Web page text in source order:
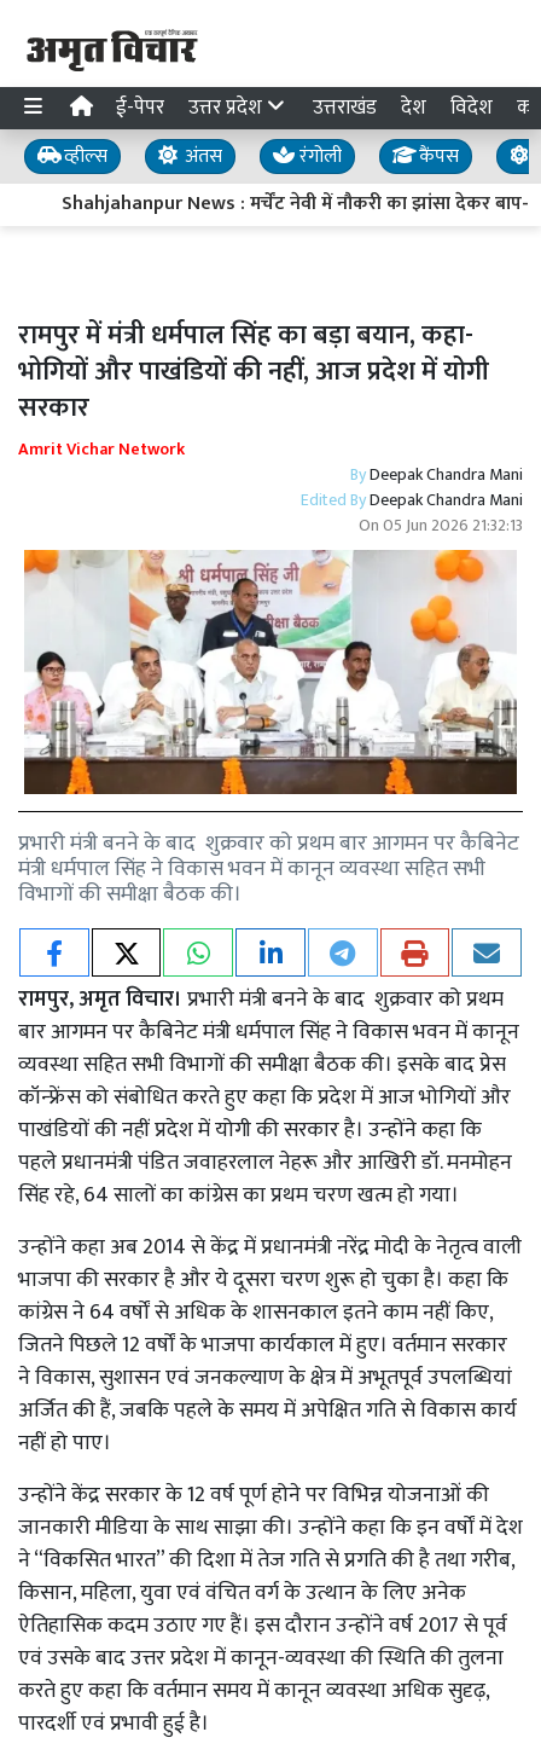
ई-पेपर उत्तर प्रदेश उत्तराखंड देश विदेश
व्हील्स अंतस रंगोली कैंपस
Shahjahanpur News : मर्चेंट नेवी में नौकरी का झांसा देकर बाप-
रामपुर में मंत्री धर्मपाल सिंह का बड़ा बयान, कहा-
भोगियों और पाखंडियों की नहीं, आज प्रदेश में योगी
सरकार
Amrit Vichar Network
ByDeepak Chandra Mani
Edited ByDeepak Chandra Mani
On05 Jun 2026 21:32:13
प्रभारी मंत्री बनने के बाद शुक्रवार को प्रथम बार आगमन पर कैबिनेट
मंत्री धर्मपाल सिंह ने विकास भवन में कानून व्यवस्था सहित सभी
विभागों की समीक्षा बैठक की।
रामपुर, अमृत विचार। प्रभारी मंत्री बनने के बाद शुक्रवार को प्रथम
बार आगमन पर कैबिनेट मंत्री धर्मपाल सिंह ने विकास भवन में कानून
व्यवस्था सहित सभी विभागों की समीक्षा बैठक की। इसके बाद प्रेस
कॉन्फ्रेंस को संबोधित करते हुए कहा कि प्रदेश में आज भोगियों और
पाखंडियों की नहीं प्रदेश में योगी की सरकार है। उन्होंने कहा कि
पहले प्रधानमंत्री पंडित जवाहरलाल नेहरू और आखिरी डॉ. मनमोहन
सिंह रहे, 64 सालों का कांग्रेस का प्रथम चरण खत्म हो गया।
उन्होंने कहा अब 2014 से केंद्र में प्रधानमंत्री नरेंद्र मोदी के नेतृत्व वाली
भाजपा की सरकार है और ये दूसरा चरण शुरू हो चुका है। कहा कि
कांग्रेस ने 64 वर्षों से अधिक के शासनकाल इतने काम नहीं किए,
जितने पिछले 12 वर्षों के भाजपा कार्यकाल में हुए। वर्तमान सरकार
ने विकास, सुशासन एवं जनकल्याण के क्षेत्र में अभूतपूर्व उपलब्धियां
अर्जित की हैं, जबकि पहले के समय में अपेक्षित गति से विकास कार्य
नहीं हो पाए।
उन्होंने केंद्र सरकार के 12 वर्ष पूर्ण होने पर विभिन्न योजनाओं की
जानकारी मीडिया के साथ साझा की। उन्होंने कहा कि इन वर्षों में देश
ने “विकसित भारत” की दिशा में तेज गति से प्रगति की है तथा गरीब,
किसान, महिला, युवा एवं वंचित वर्ग के उत्थान के लिए अनेक
ऐतिहासिक कदम उठाए गए हैं। इस दौरान उन्होंने वर्ष 2017 से पूर्व
एवं उसके बाद उत्तर प्रदेश में कानून-व्यवस्था की स्थिति की तुलना
करते हुए कहा कि वर्तमान समय में कानून व्यवस्था अधिक सुदृढ़,
पारदर्शी एवं प्रभावी हुई है।